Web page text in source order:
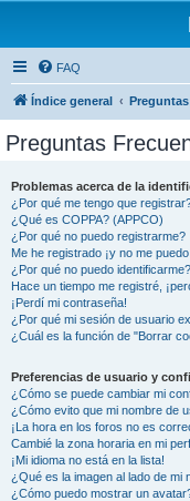
FAQ
Índice general
Preguntas
Problemas acerca de la
¿Por qué me tengo que
¿Qué es COPPA? (APPCO)
¿Por qué no puedo registrarme?
Me he registrado ¡y no me
¿Por qué no puedo identificarme?
Hace un tiempo me registré,
¡Perdí mi contraseña!
¿Por qué mi sesión de usuario
¿Cuál es la función de "Borrar
Preferencias de usuario y
¿Cómo se puede cambiar mi
¿Cómo evito que mi nombre de
¡La hora en los foros no es
Cambié la zona horaria en mi
¡Mi idioma no está en la lista!
¿Qué es la imagen al lado de mi
¿Cómo puedo mostrar un